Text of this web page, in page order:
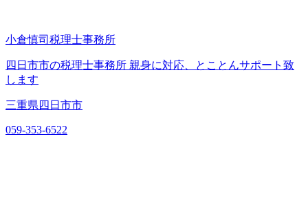
小倉慎司税理士事務所
四日市市の税理士事務所 親身に対応、とことんサポート致
します
三重県四日市市
059-353-6522